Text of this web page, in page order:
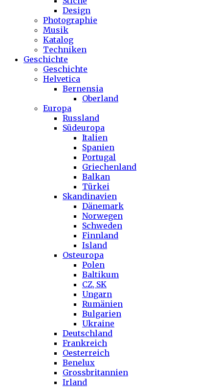
Design
Photographie
Musik
Katalog
Techniken
Geschichte
Geschichte
Helvetica
Bernensia
Oberland
Europa
Russland
Südeuropa
Italien
Spanien
Portugal
Griechenland
Balkan
Türkei
Skandinavien
Dänemark
Norwegen
Schweden
Finnland
Island
Osteuropa
Polen
Baltikum
CZ, SK
Ungarn
Rumänien
Bulgarien
Ukraine
Deutschland
Frankreich
Oesterreich
Benelux
Grossbritannien
Irland